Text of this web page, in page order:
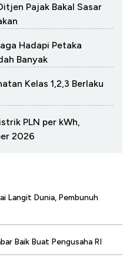
Pajak Bakal Sasar
Hadapi Petaka
Banyak
Kelas 1,2,3 Berlaku
PLN per kWh,
2026
Langit Dunia, Pembunuh
Baik Buat Pengusaha RI